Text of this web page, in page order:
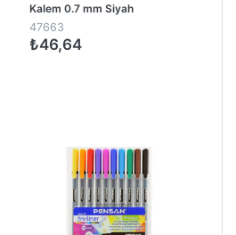
Kalem 0.7 mm Siyah
47663
₺46,64